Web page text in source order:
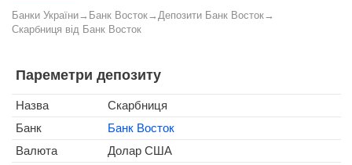
Банки України→ Банк Восток→ Депозити Банк Восток→
Скарбниця від Банк Восток
Пареметри депозиту
Назва
Скарбниця
Банк
Банк Восток
Валюта
Долар США